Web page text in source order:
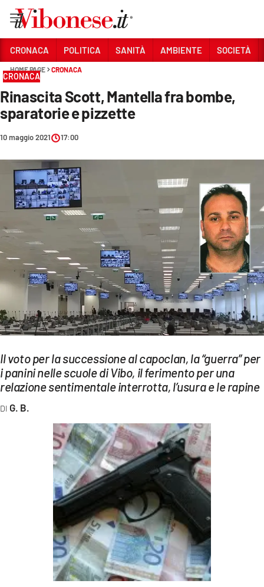
Sezioni
CRONACA
POLITICA
SANITÀ
AMBIENTE
SOCIETÀ
CULTURA
ECONOMIA E LAVORO
EVENTI
Streaming
LAC NETWORK
LACPLAY.IT
LACITYMAG.IT
ILREGGINO.IT
CRONACA POLITICA SANITÀ AMBIENTE SOCIETÀ
HOME PAGE CRONACA
CRONACA
Rinascita Scott, Mantella fra bombe,
sparatorie e pizzette
10 maggio 2021 17:00
Il voto per la successione al capoclan, la “guerra” per
i panini nelle scuole di Vibo, il ferimento per una
relazione sentimentale interrotta, l’usura e le rapine
G. B.